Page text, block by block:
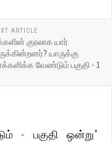
ARTICLE
குரலாக யார்
யாருக்கு
வேண்டும் பகுதி - 1
- பகுதி ஒன்று"